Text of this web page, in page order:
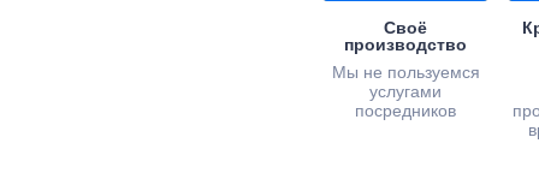
Своё
производство
Мы не пользуемся
услугами
посредников